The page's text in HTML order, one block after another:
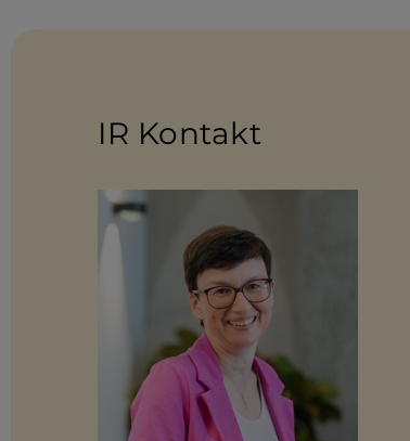
IR Kontakt